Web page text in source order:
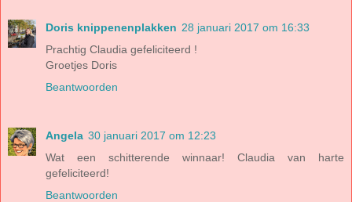
Doris knippenenplakken 28 januari 2017 om 16:33
Prachtig Claudia gefeliciteerd !
Groetjes Doris
Beantwoorden
Angela 30 januari 2017 om 12:23
Wat een schitterende winnaar! Claudia van harte
gefeliciteerd!
Beantwoorden